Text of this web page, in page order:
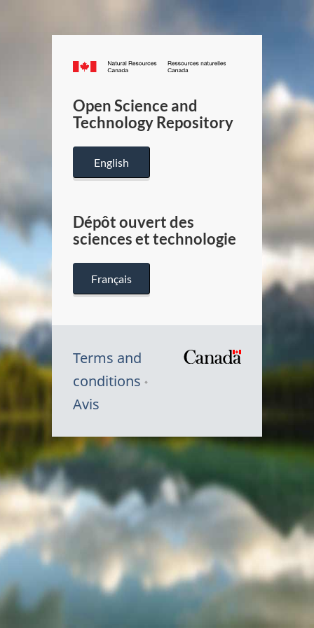
Canada.ca
/
Canada
Open Science and
Technology Repository
English
Dépôt ouvert des
sciences et technologie
Français
Terms and
conditions
Avis
Symbole
du